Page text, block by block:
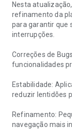
Nesta
refinamento da
para garantir que
interrupções.
Correções de
funcionalidades
Estabilidade:
reduzir lentidões
Refinamento:
navegação mais